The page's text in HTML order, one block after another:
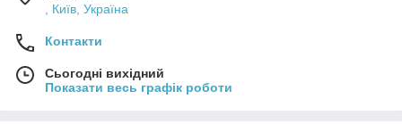
, Київ, Україна
Контакти
Сьогодні вихідний
Показати весь графік роботи